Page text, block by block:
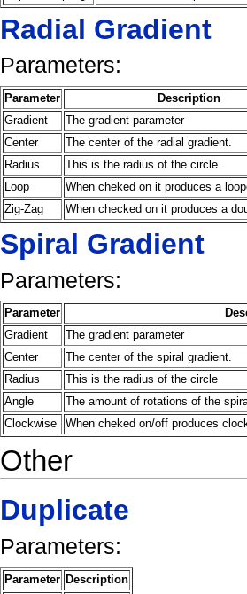
Radial Gradient
Parameters:
Parameter
Description
Gradient
The gradient parameter
Center
The center of the radial gradient.
Radius
This is the radius of the circle.
Loop
When cheked on it produces a
Zig-Zag
When checked on it produces a
Spiral Gradient
Parameters:
Parameter
Gradient
The gradient parameter
Center
The center of the spiral gradient.
Radius
This is the radius of the circle
Angle
The amount of rotations of the
Clockwise
When cheked on/off produces
Other
Duplicate
Parameters:
Parameter Description